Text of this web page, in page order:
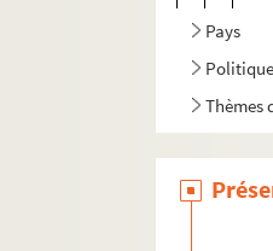
Pays
Thèmes